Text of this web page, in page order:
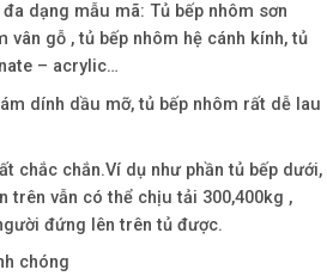
dạng mẫu mã: Tủ bếp nhôm sơn
vân gỗ , tủ bếp nhôm hệ cánh kính, tủ
– acrylic…
dính dầu mỡ, tủ bếp nhôm rất dễ lau
chắc chắn.Ví dụ như phần tủ bếp dưới,
trên vẫn có thể chịu tải 300,400kg ,
đứng lên trên tủ được.
chóng